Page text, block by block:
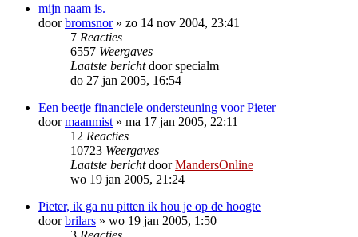
mijn naam is.
doorbromsnor» zo 14 nov 2004, 23:41
7 Reacties
6557 Weergaves
Laatste berichtdoorspecialm
do 27 jan 2005, 16:54
Een beetje financiele ondersteuning voor Pieter
doormaanmist » ma 17 jan 2005, 22:11
12 Reacties
10723 Weergaves
Laatste berichtdoorMandersOnline
wo 19 jan 2005, 21:24
Pieter, ik ga nu pitten ik hou je op de hoogte
doorbrilars » wo 19 jan 2005, 1:50